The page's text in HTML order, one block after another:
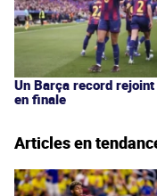
Un Barça record rejoint
en finale
Articles en